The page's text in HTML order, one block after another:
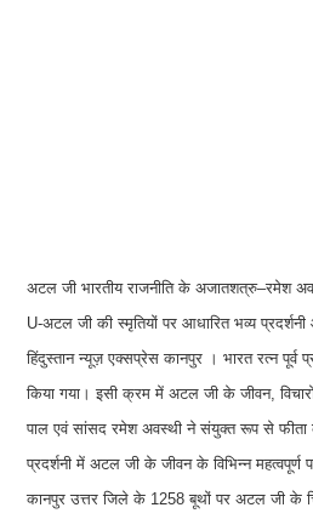
अटल जी भारतीय राजनीति के अजातशत्रु–रमेश
U-अटल जी की स्मृतियों पर आधारित भव्य प्रदर्शनी
हिंदुस्तान न्यूज़ एक्सप्रेस कानपुर । भारत रत्न पूर्व
किया गया। इसी क्रम में अटल जी के जीवन,
पाल एवं सांसद रमेश अवस्थी ने संयुक्त रूप से फीता
प्रदर्शनी में अटल जी के जीवन के विभिन्न
कानपुर उत्तर जिले के 1258 बूथों पर अटल जी के